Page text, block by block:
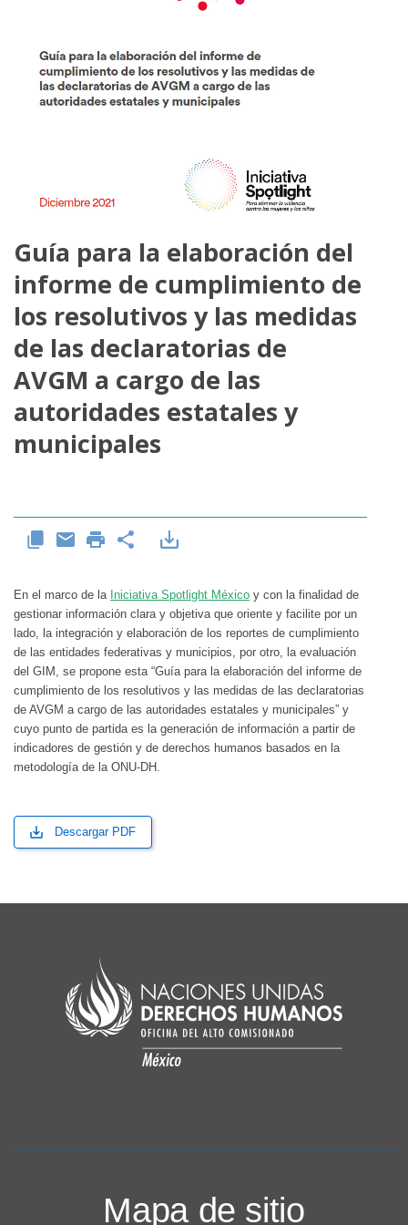
Guía para la elaboración del
informe de cumplimiento de
los resolutivos y las medidas
de las declaratorias de
AVGM a cargo de las
autoridades estatales y
municipales
En el marco de la Iniciativa Spotlight México y con la finalidad de
gestionar información clara y objetiva que oriente y facilite por un
lado, la integración y elaboración de los reportes de cumplimiento
de las entidades federativas y municipios, por otro, la evaluación
del GIM, se propone esta “Guía para la elaboración del informe de
cumplimiento de los resolutivos y las medidas de las declaratorias
de AVGM a cargo de las autoridades estatales y municipales” y
cuyo punto de partida es la generación de información a partir de
indicadores de gestión y de derechos humanos basados en la
metodología de la ONU-DH.
Descargar PDF
Mapa de sitio